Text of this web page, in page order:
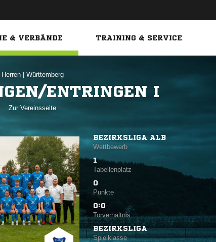
& VERBÄNDE TRAINING & SERVICE
Herren Württemberg
ENTRINGEN I
Zur Vereinsseite
BEZIRKSLIGA ALB
Wettbewerb
1
Tabellenplatz
0
Punkte
0:0
Torverhältnis
BEZIRKSLIGA
Spielklasse